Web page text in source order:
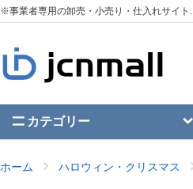
※事業者専用の卸売・小売り・仕入れサイト.
カテゴリー
ホーム ハロウィン・クリスマス